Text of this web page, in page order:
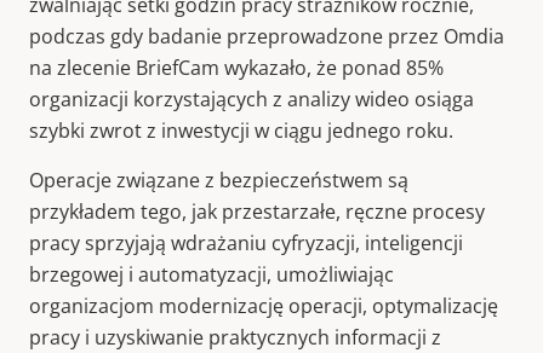
podczas gdy badanie przeprowadzone przez Omdia
na zlecenie BriefCam wykazało, że ponad 85%
organizacji korzystających z analizy wideo osiąga
szybki zwrot z inwestycji w ciągu jednego roku.
Operacje związane z bezpieczeństwem są
przykładem tego, jak przestarzałe, ręczne procesy
pracy sprzyjają wdrażaniu cyfryzacji, inteligencji
brzegowej i automatyzacji, umożliwiając
organizacjom modernizację operacji, optymalizację
pracy i uzyskiwanie praktycznych informacji z